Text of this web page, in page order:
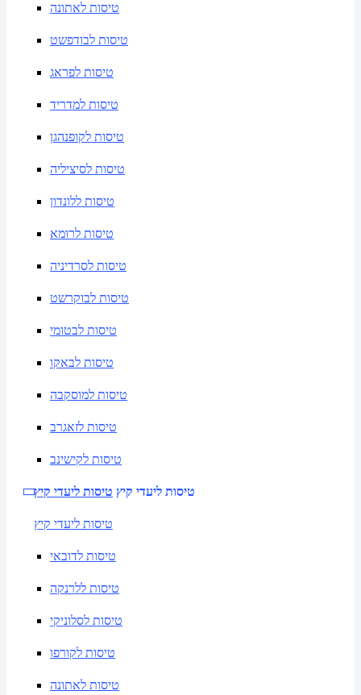
טיסות לאתונה
טיסות לבודפשט
טיסות לפראג
טיסות למדריד
טיסות לקופנהגן
טיסות לסיציליה
טיסות ללונדון
טיסות לרומא
טיסות לסרדיניה
טיסות לבוקרשט
טיסות לבטומי
טיסות לבאקו
טיסות למוסקבה
טיסות לזאגרב
טיסות לקישינב
טיסות ליעדי קיץ טיסות ליעדי קיץ
טיסות ליעדי קיץ
טיסות לדובאי
טיסות ללרנקה
טיסות לסלוניקי
טיסות לקורפו
טיסות לאתונה